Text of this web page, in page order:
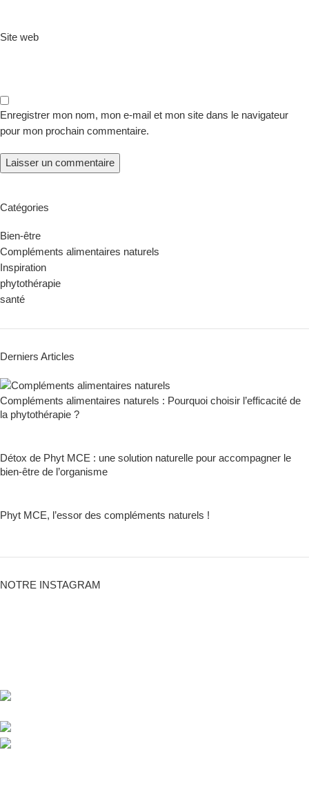
Site web
Enregistrer mon nom, mon e-mail et mon site dans le navigateur
pour mon prochain commentaire.
Catégories
Bien-être
Compléments alimentaires naturels
Inspiration
phytothérapie
santé
Derniers Articles
Compléments alimentaires naturels : Pourquoi choisir l’efficacité de
la phytothérapie ?
Détox de Phyt MCE : une solution naturelle pour accompagner le
bien-être de l’organisme
Phyt MCE, l’essor des compléments naturels !
NOTRE INSTAGRAM